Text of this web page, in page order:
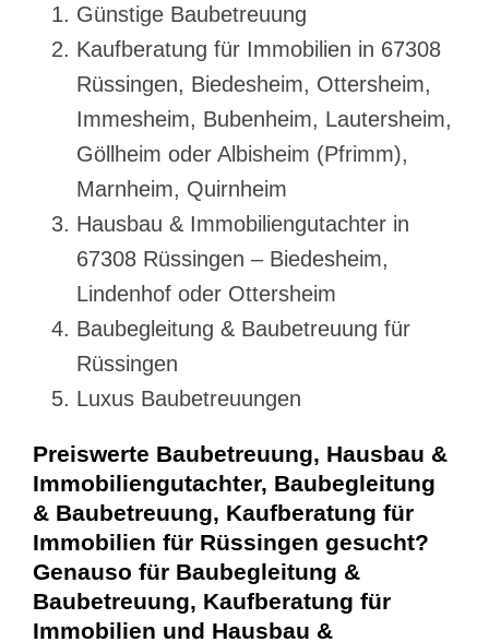
Günstige Baubetreuung
Kaufberatung für Immobilien in 67308
Rüssingen, Biedesheim, Ottersheim,
Immesheim, Bubenheim, Lautersheim,
Göllheim oder Albisheim (Pfrimm),
Marnheim, Quirnheim
Hausbau & Immobiliengutachter in
67308 Rüssingen – Biedesheim,
Lindenhof oder Ottersheim
Baubegleitung & Baubetreuung für
Rüssingen
Luxus Baubetreuungen
Preiswerte Baubetreuung, Hausbau &
Immobiliengutachter, Baubegleitung
& Baubetreuung, Kaufberatung für
Immobilien für Rüssingen gesucht?
Genauso für Baubegleitung &
Baubetreuung, Kaufberatung für
Immobilien und Hausbau &